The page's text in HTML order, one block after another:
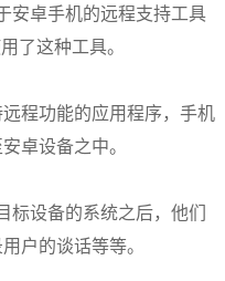
安卓手机的远程支持工具
了这种工具。
程功能的应用程序，手机
卓设备之中。
标设备的系统之后，他们
户的谈话等等。